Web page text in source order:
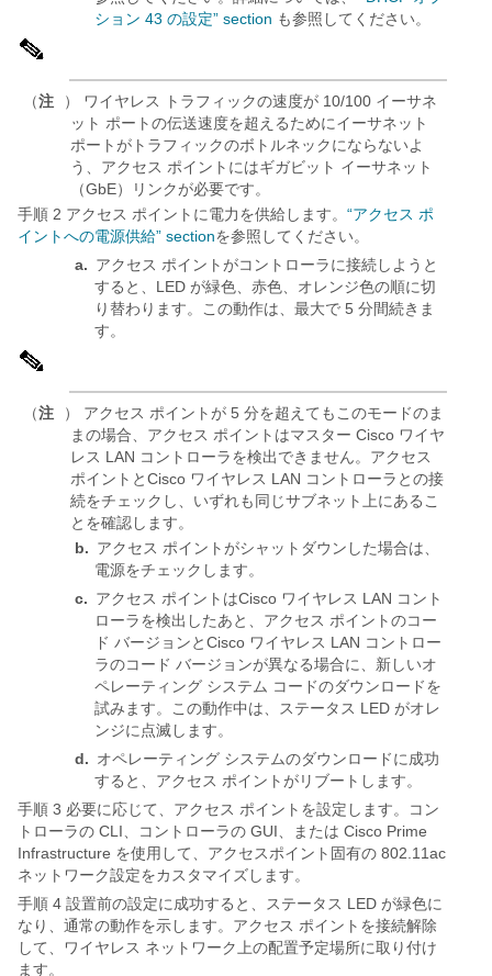
ション 43 の設定” section も参照してください。
（注
） ワイヤレス トラフィックの速度が 10/100 イーサネ
ット ポートの伝送速度を超えるためにイーサネット
ポートがトラフィックのボトルネックにならないよ
う、アクセス ポイントにはギガビット イーサネット
（GbE）リンクが必要です。
手順 2 アクセス ポイントに電力を供給します。 “アクセス ポ
イントへの電源供給” sectionを参照してください。
a. アクセス ポイントがコントローラに接続しようと
すると、LED が緑色、赤色、オレンジ色の順に切
り替わります。この動作は、最大で 5 分間続きま
す。
（注
） アクセス ポイントが 5 分を超えてもこのモードのま
まの場合、アクセス ポイントはマスター Cisco ワイヤ
レス LAN コントローラを検出できません。アクセス
ポイントとCisco ワイヤレス LAN コントローラとの接
続をチェックし、いずれも同じサブネット上にあるこ
とを確認します。
b. アクセス ポイントがシャットダウンした場合は、
電源をチェックします。
c. アクセス ポイントはCisco ワイヤレス LAN コント
ローラを検出したあと、アクセス ポイントのコー
ド バージョンとCisco ワイヤレス LAN コントロー
ラのコード バージョンが異なる場合に、新しいオ
ペレーティング システム コードのダウンロードを
試みます。この動作中は、ステータス LED がオレ
ンジに点滅します。
d. オペレーティング システムのダウンロードに成功
すると、アクセス ポイントがリブートします。
手順 3 必要に応じて、アクセス ポイントを設定します。コン
トローラの CLI、コントローラの GUI、または Cisco Prime
Infrastructure を使用して、アクセスポイント固有の 802.11ac
ネットワーク設定をカスタマイズします。
手順 4 設置前の設定に成功すると、ステータス LED が緑色に
なり、通常の動作を示します。アクセス ポイントを接続解除
して、ワイヤレス ネットワーク上の配置予定場所に取り付け
ます。